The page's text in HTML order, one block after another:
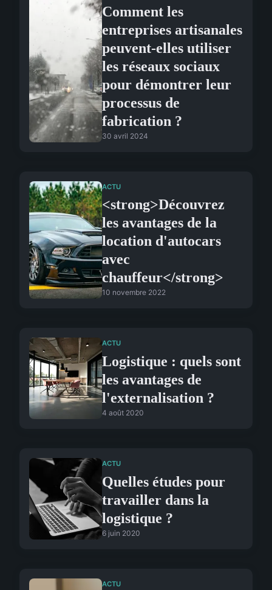
Comment les
entreprises artisanales
peuvent-elles utiliser
les réseaux sociaux
pour démontrer leur
processus de
fabrication ?
30 avril 2024
ACTU
<strong>Découvrez
les avantages de la
location d'autocars
avec
chauffeur</strong>
10 novembre 2022
ACTU
Logistique : quels sont
les avantages de
l'externalisation ?
4 août 2020
ACTU
Quelles études pour
travailler dans la
logistique ?
6 juin 2020
ACTU